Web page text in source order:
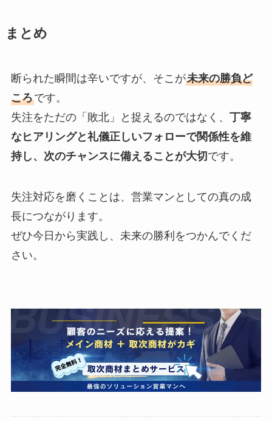
まとめ
断られた瞬間は辛いですが、そこが未来の勝負ど
ころです。
失注をただの「敗北」と捉えるのではなく、 丁寧
なヒアリングと礼儀正しいフォローで関係性を維
持し、次のチャンスに備えることが大切です。
失注対応を磨くことは、営業マンとしての真の成
長につながります。
ぜひ今日から実践し、未来の勝利をつかんでくだ
さい。